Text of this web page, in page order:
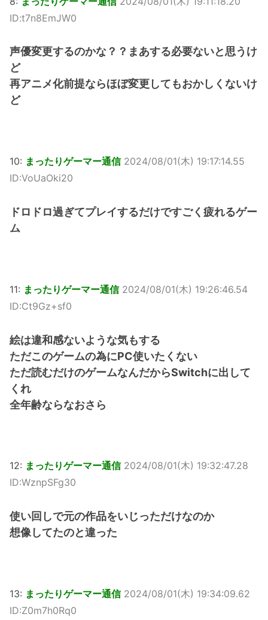
ID:t7n8EmJW0
声優変更するのかな？？まあする必要ないと思うけ
ど
再アニメ化前提ならほぼ変更してもおかしくないけ
ど
10: まったりゲーマー通信 2024/08/01(木) 19:17:14.55
ID:VoUaOki20
ドロドロ過ぎてプレイするだけですごく疲れるゲー
ム
11: まったりゲーマー通信 2024/08/01(木) 19:26:46.54
ID:Ct9Gz+sf0
絵は違和感ないような気もする
ただこのゲームの為にPC使いたくない
ただ読むだけのゲームなんだからSwitchに出して
くれ
全年齢ならなおさら
12: まったりゲーマー通信 2024/08/01(木) 19:32:47.28
ID:WznpSFg30
使い回しで元の作品をいじっただけなのか
想像してたのと違った
13: まったりゲーマー通信 2024/08/01(木) 19:34:09.62
ID:Z0m7h0Rq0